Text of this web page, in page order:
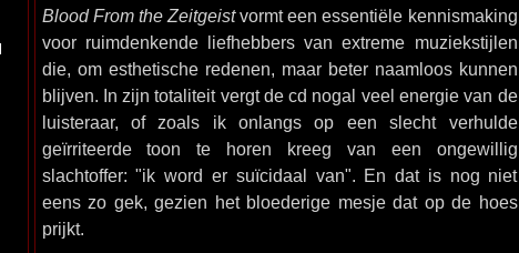
Blood From the Zeitgeistvormt een essentiële kennismaking
voor ruimdenkende liefhebbers van extreme muziekstijlen
die, om esthetische redenen, maar beter naamloos kunnen
blijven. In zijn totaliteit vergt de cd nogal veel energie van de
luisteraar, of zoals ik onlangs op een slecht verhulde
geïrriteerde toon te horen kreeg van een ongewillig
slachtoffer: "ik word er suïcidaal van". En dat is nog niet
eens zo gek, gezien het bloederige mesje dat op de hoes
prijkt.